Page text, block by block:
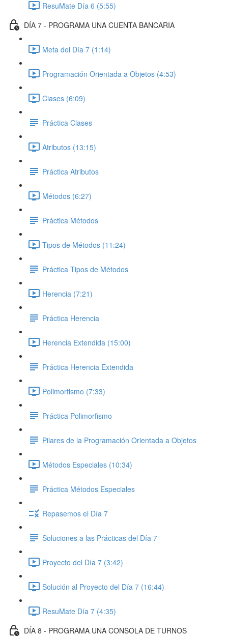
ResuMate Día 6 (5:55)
DÍA 7 - PROGRAMA UNA CUENTA BANCARIA
Meta del Día 7 (1:14)
Programación Orientada a Objetos (4:53)
Clases (6:09)
Práctica Clases
Atributos (13:15)
Práctica Atributos
Métodos (6:27)
Práctica Métodos
Tipos de Métodos (11:24)
Práctica Tipos de Métodos
Herencia (7:21)
Práctica Herencia
Herencia Extendida (15:00)
Práctica Herencia Extendida
Polimorfismo (7:33)
Práctica Polimorfismo
Pilares de la Programación Orientada a Objetos
Métodos Especiales (10:34)
Práctica Métodos Especiales
Repasemos el Día 7
Soluciones a las Prácticas del Día 7
Proyecto del Día 7 (3:42)
Solución al Proyecto del Día 7 (16:44)
ResuMate Día 7 (4:35)
DÍA 8 - PROGRAMA UNA CONSOLA DE TURNOS